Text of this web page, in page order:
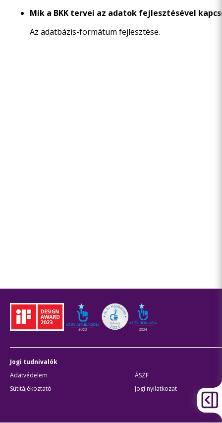
Mik a BKK tervei az adatok fejlesztésével
Az adatbázis-formátum fejlesztése.
Jogi tudnivalók
Adatvédelem
ÁSZF
Sütitájékoztató
Jogi nyilatkozat